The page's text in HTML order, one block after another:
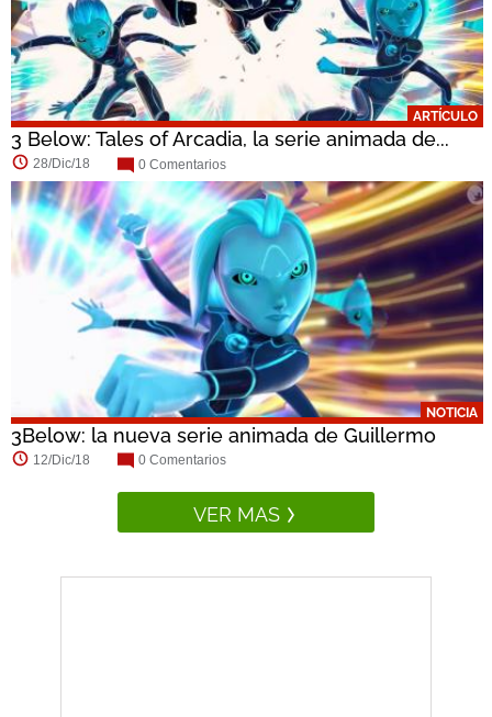
ARTÍCULO
3 Below: Tales of Arcadia, la serie animada de...
28/Dic/18 0 Comentarios
NOTICIA
3Below: la nueva serie animada de Guillermo
del...12/Dic/18 0 Comentarios
VER MAS